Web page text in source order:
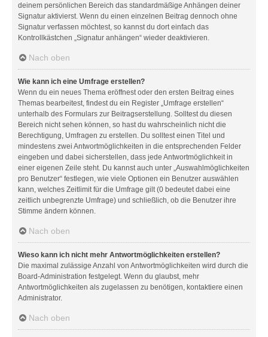
deinem persönlichen Bereich das standardmäßige Anhängen deiner
Signatur aktivierst. Wenn du einen einzelnen Beitrag dennoch ohne
Signatur verfassen möchtest, so kannst du dort einfach das
Kontrollkästchen „Signatur anhängen“ wieder deaktivieren.
Nach oben
Wie kann ich eine Umfrage erstellen?
Wenn du ein neues Thema eröffnest oder den ersten Beitrag eines
Themas bearbeitest, findest du ein Register „Umfrage erstellen“
unterhalb des Formulars zur Beitragserstellung. Solltest du diesen
Bereich nicht sehen können, so hast du wahrscheinlich nicht die
Berechtigung, Umfragen zu erstellen. Du solltest einen Titel und
mindestens zwei Antwortmöglichkeiten in die entsprechenden Felder
eingeben und dabei sicherstellen, dass jede Antwortmöglichkeit in
einer eigenen Zeile steht. Du kannst auch unter „Auswahlmöglichkeiten
pro Benutzer“ festlegen, wie viele Optionen ein Benutzer auswählen
kann, welches Zeitlimit für die Umfrage gilt (0 bedeutet dabei eine
zeitlich unbegrenzte Umfrage) und schließlich, ob die Benutzer ihre
Stimme ändern können.
Nach oben
Wieso kann ich nicht mehr Antwortmöglichkeiten erstellen?
Die maximal zulässige Anzahl von Antwortmöglichkeiten wird durch die
Board-Administration festgelegt. Wenn du glaubst, mehr
Antwortmöglichkeiten als zugelassen zu benötigen, kontaktiere einen
Administrator.
Nach oben